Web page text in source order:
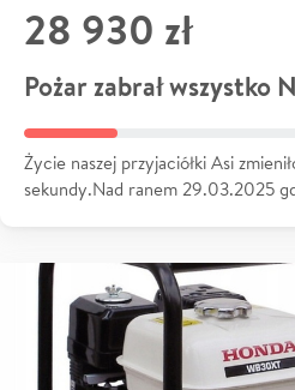
28 930 zł
Pożar zabrał wszystko
Życie naszej przyjaciółki Asi
sekundy.Nad ranem 29.03.2025